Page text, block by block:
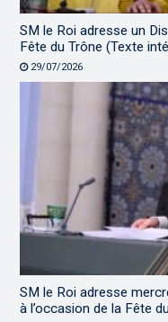
SM le Roi adresse un
Fête du Trône (Texte
29/07/2026
SM le Roi adresse
à l’occasion de la Fête